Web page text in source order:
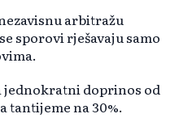
arbitražu
sporovi rješavaju samo
jednokratni doprinos od
tantijeme na 30%.